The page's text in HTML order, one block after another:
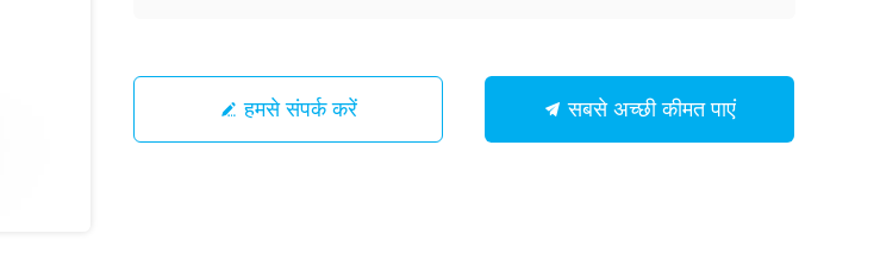
हमसे संपर्क करें सबसे अच्छी कीमत पाएं